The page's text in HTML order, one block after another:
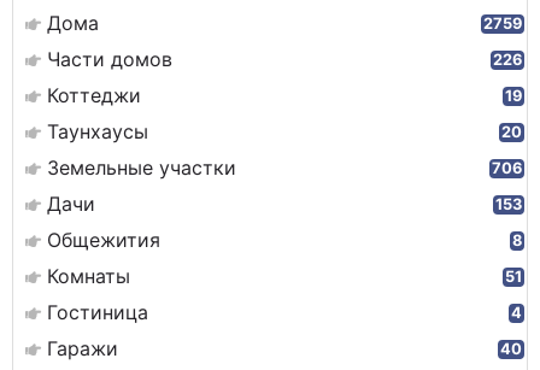
Дома 2759
Части домов 226
Коттеджи 19
Таунхаусы 20
Земельные участки 706
Дачи 153
Общежития 8
Комнаты 51
Гостиница 4
Гаражи 40